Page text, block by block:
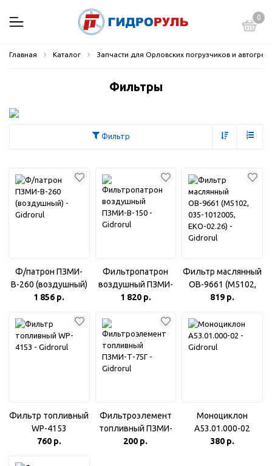
0
Главная Каталог Запчасти для Орловских погрузчиков и
Фильтры
Фильтр
Ф/патрон ПЗМИ-
В-260 (воздушный)
1 856 р.
Фильтропатрон
воздушный ПЗМИ-
В-150
1 820 р.
Фильтр маслянный
ОВ-9661 (М5102,
035-1012005,
819 р.
Фильтр топливный
WP-4153
760 р.
Фильтроэлемент
топливный ПЗМИ-
Т-75Г
200 р.
Моноциклон
А53.01.000-02
380 р.